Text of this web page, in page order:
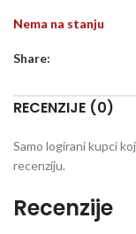
Nema na stanju
Share:
RECENZIJE (0)
Recenzije
Samo logirani kupci
recenziju.